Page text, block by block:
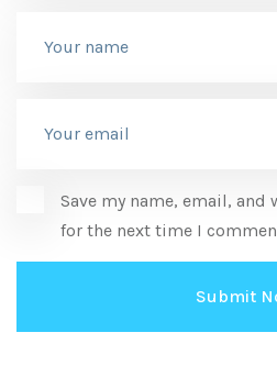
Save my name, email,
for the next time I